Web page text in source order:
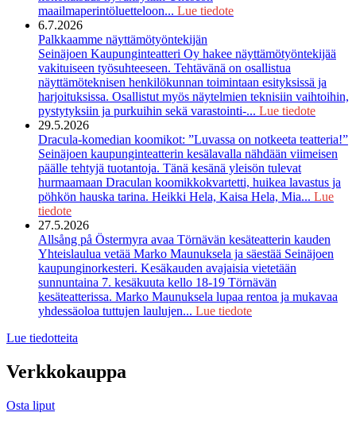
maailmaperintöluetteloon... Lue tiedote
6.7.2026
Palkkaamme näyttämötyöntekijän
Seinäjoen Kaupunginteatteri Oy hakee näyttämötyöntekijää
vakituiseen työsuhteeseen. Tehtävänä on osallistua
näyttämöteknisen henkilökunnan toimintaan esityksissä ja
harjoituksissa. Osallistut myös näytelmien teknisiin vaihtoihin,
pystytyksiin ja purkuihin sekä varastointi-... Lue tiedote
29.5.2026
Dracula-komedian koomikot: ”Luvassa on notkeeta teatteria!”
Seinäjoen kaupunginteatterin kesälavalla nähdään viimeisen
päälle tehtyjä tuotantoja. Tänä kesänä yleisön tulevat
hurmaamaan Draculan koomikkokvartetti, huikea lavastus ja
pöhkön hauska tarina. Heikki Hela, Kaisa Hela, Mia... Lue
tiedote
27.5.2026
Allsång på Östermyra avaa Törnävän kesäteatterin kauden
Yhteislaulua vetää Marko Maunuksela ja säestää Seinäjoen
kaupunginorkesteri. Kesäkauden avajaisia vietetään
sunnuntaina 7. kesäkuuta kello 18-19 Törnävän
kesäteatterissa. Marko Maunuksela lupaa rentoa ja mukavaa
yhdessäoloa tuttujen laulujen... Lue tiedote
Lue tiedotteita
Verkkokauppa
Osta liput